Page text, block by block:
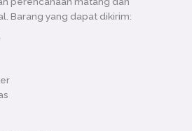
Barang yang dapat dikirim: